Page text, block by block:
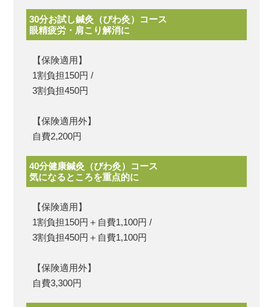
30分お試し鍼灸（びわ灸）コース
眼精疲労・肩こり解消に
【保険適用】
1割負担150円 /
3割負担450円
【保険適用外】
自費2,200円
40分健康鍼灸（びわ灸）コース
気になるところを重点的に
【保険適用】
1割負担150円＋自費1,100円 /
3割負担450円＋自費1,100円
【保険適用外】
自費3,300円